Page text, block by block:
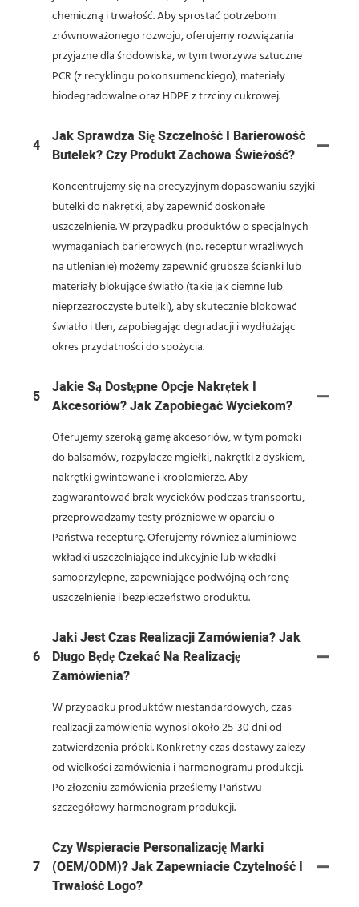
chemiczną i trwałość. Aby sprostać potrzebom
zrównoważonego rozwoju, oferujemy rozwiązania
przyjazne dla środowiska, w tym tworzywa sztuczne
PCR (z recyklingu pokonsumenckiego), materiały
biodegradowalne oraz HDPE z trzciny cukrowej.
4
Jak Sprawdza Się Szczelność I Barierowość
Butelek? Czy Produkt Zachowa Świeżość?
Koncentrujemy się na precyzyjnym dopasowaniu szyjki
butelki do nakrętki, aby zapewnić doskonałe
uszczelnienie. W przypadku produktów o specjalnych
wymaganiach barierowych (np. receptur wrażliwych
na utlenianie) możemy zapewnić grubsze ścianki lub
materiały blokujące światło (takie jak ciemne lub
nieprzezroczyste butelki), aby skutecznie blokować
światło i tlen, zapobiegając degradacji i wydłużając
okres przydatności do spożycia.
5
Jakie Są Dostępne Opcje Nakrętek I
Akcesoriów? Jak Zapobiegać Wyciekom?
Oferujemy szeroką gamę akcesoriów, w tym pompki
do balsamów, rozpylacze mgiełki, nakrętki z dyskiem,
nakrętki gwintowane i kroplomierze. Aby
zagwarantować brak wycieków podczas transportu,
przeprowadzamy testy próżniowe w oparciu o
Państwa recepturę. Oferujemy również aluminiowe
wkładki uszczelniające indukcyjnie lub wkładki
samoprzylepne, zapewniające podwójną ochronę –
uszczelnienie i bezpieczeństwo produktu.
6
Jaki Jest Czas Realizacji Zamówienia? Jak
Długo Będę Czekać Na Realizację
Zamówienia?
W przypadku produktów niestandardowych, czas
realizacji zamówienia wynosi około 25-30 dni od
zatwierdzenia próbki. Konkretny czas dostawy zależy
od wielkości zamówienia i harmonogramu produkcji.
Po złożeniu zamówienia prześlemy Państwu
szczegółowy harmonogram produkcji.
7
Czy Wspieracie Personalizację Marki
(OEM/ODM)? Jak Zapewniacie Czytelność I
Trwałość Logo?